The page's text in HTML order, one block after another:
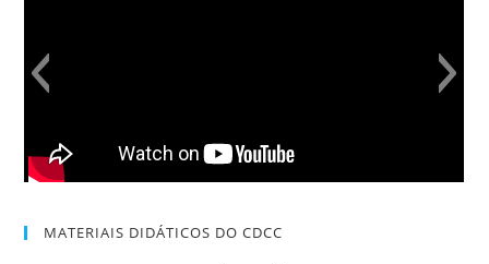
MATERIAIS DIDÁTICOS DO CDCC